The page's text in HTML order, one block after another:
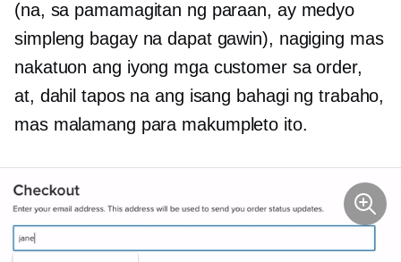
(na, sa pamamagitan ng paraan, ay medyo
simpleng bagay na dapat gawin), nagiging mas
nakatuon ang iyong mga customer sa order,
at, dahil tapos na ang isang bahagi ng trabaho,
mas malamang para makumpleto ito.